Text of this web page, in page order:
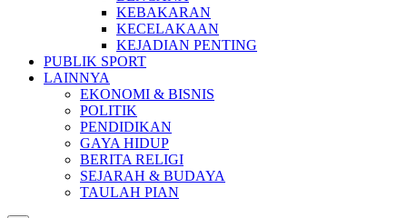
KEBAKARAN
KECELAKAAN
KEJADIAN PENTING
PUBLIK SPORT
LAINNYA
EKONOMI & BISNIS
POLITIK
PENDIDIKAN
GAYA HIDUP
BERITA RELIGI
SEJARAH & BUDAYA
TAULAH PIAN